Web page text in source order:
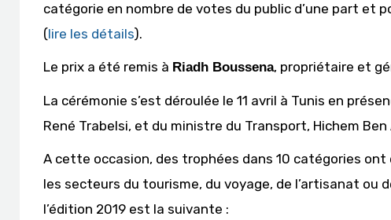
catégorie en nombre de votes du public d’une part et
(lire les détails).
Le prix a été remis à Riadh Boussena, propriétaire et
La cérémonie s’est déroulée le 11 avril à Tunis en
René Trabelsi, et du ministre du Transport, Hichem Ben
A cette occasion, des trophées dans 10 catégories
les secteurs du tourisme, du voyage, de l’artisanat ou
l’édition 2019 est la suivante :